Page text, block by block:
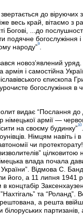
до
весь край, вітаємо з
Богові, ...до
подячне богослужіння
народу”9
новоз’явлений
і самостійна
єпископа
урочисте богослужіння
видає “Послання до
німецької армії —
на своєму будинку”10
Німцям навіть і
чи
влада почала
Відмова С.
його, а 11 липня 1941
в концтабір
та
а решта
білоруських